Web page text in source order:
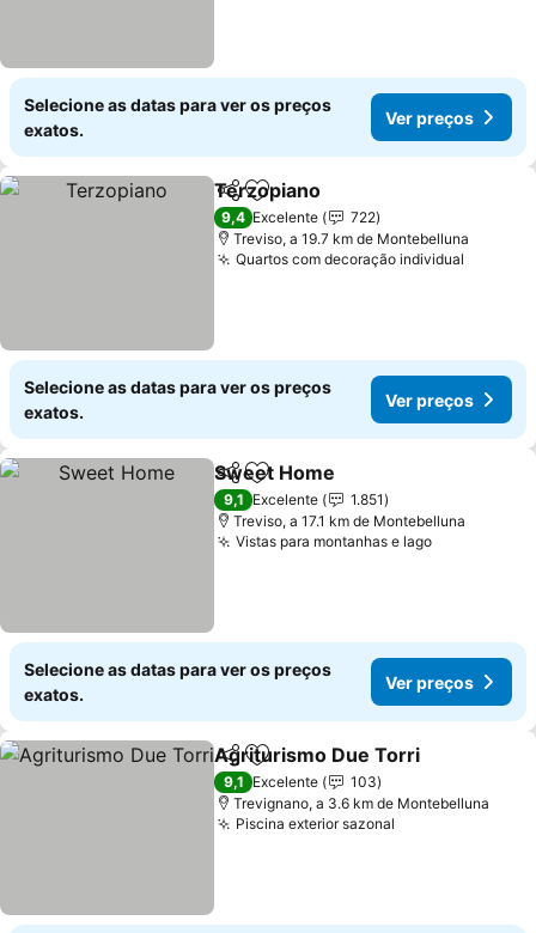
Selecione as datas para ver os preços
exatos.
Ver preços
PartilharAdicionar aos favoritos
Terzopiano
9,4 Excelente
722
Treviso, a 19.7 km de Montebelluna
Quartos com decoração individual
Selecione as datas para ver os preços
exatos.
Ver preços
PartilharAdicionar aos favoritos
Sweet Home
9,1 Excelente
1.851
Treviso, a 17.1 km de Montebelluna
Vistas para montanhas e lagoVer preços
Selecione as datas para ver os preços
exatos.
Ver preços
PartilharAdicionar aos favoritos
Agriturismo Due Torri
9,1 Excelente
103
Trevignano, a 3.6 km de Montebelluna
Piscina exterior sazonal